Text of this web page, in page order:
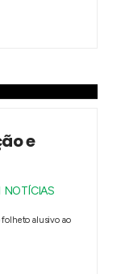
e
NOTÍCIAS
folheto alusivo ao